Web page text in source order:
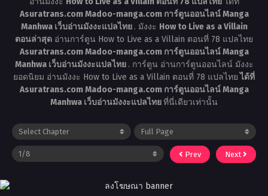
Asuratrans.com Madoo-manga.com การ์ตูนออนไลน์ Manga
Manhwa เว็บอ่านมังงะแปลไทย . มังงะ How to Live as a Villain
ตอนล่าสุด อ่านการ์ตูน How to Live as a Villain ตอนที่ 78 แปลไทย
Asuratrans.com Madoo-manga.com การ์ตูนออนไลน์ Manga
Manhwa เว็บอ่านมังงะแปลไทย . การ์ตูน อ่านการ์ตูนออนไลน์ มังงะ
ยอดนิยม อ่านมังงะ How to Live as a Villain ตอนที่ 78 แปลไทยได้ที่
Asuratrans.com Madoo-manga.com การ์ตูนออนไลน์ Manga
Manhwa เว็บอ่านมังงะแปลไทยที่นี่เดียวเท่านั้น
Prev Next